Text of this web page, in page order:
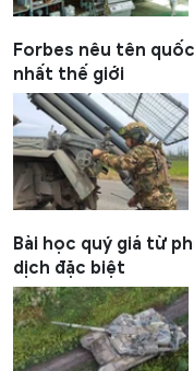
Forbes nêu tên
nhất thế giới
Bài học quý giá từ
dịch đặc biệt